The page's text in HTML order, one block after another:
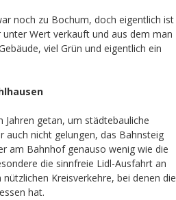
noch zu Bochum, doch eigentlich ist
Wert verkauft und aus dem man
viel Grün und eigentlich ein
Jahren getan, um städtebauliche
auch nicht gelungen, das Bahnsteig
am Bahnhof genauso wenig wie die
die sinnfreie Lidl-Ausfahrt an
Kreisverkehre, bei denen die
hat.